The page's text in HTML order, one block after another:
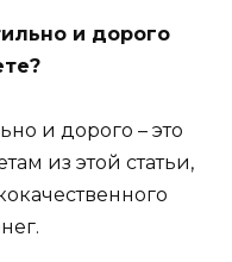
и дорого
и дорого – это
из этой статьи,